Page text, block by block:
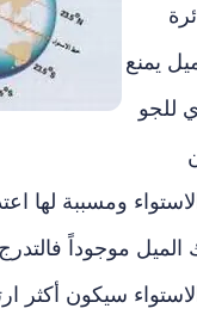
يمنع
للجو
ومسببة لها
الميل موجوداً
سيكون أكثر